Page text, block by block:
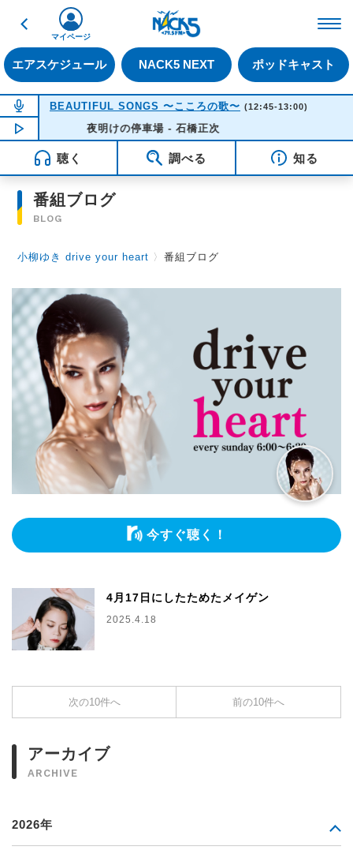
戻る
エアスケジュール NACK5 NEXT ポッドキャスト
マイページ
NOW ON AIR
BEAUTIFUL SONGS 〜こころの歌〜 (12:45-13:00)
NOW PLAYING12:45
夜明けの停車場 - 石橋正次
聴く 調べる 知る
番組ブログ
BLOG
小柳ゆき drive your heart 〉番組ブログ
今すぐ聴く！
4月17日にしたためたメイゲン
2025.4.18
次の10件へ 前の10件へ
アーカイブ
ARCHIVE
2026年